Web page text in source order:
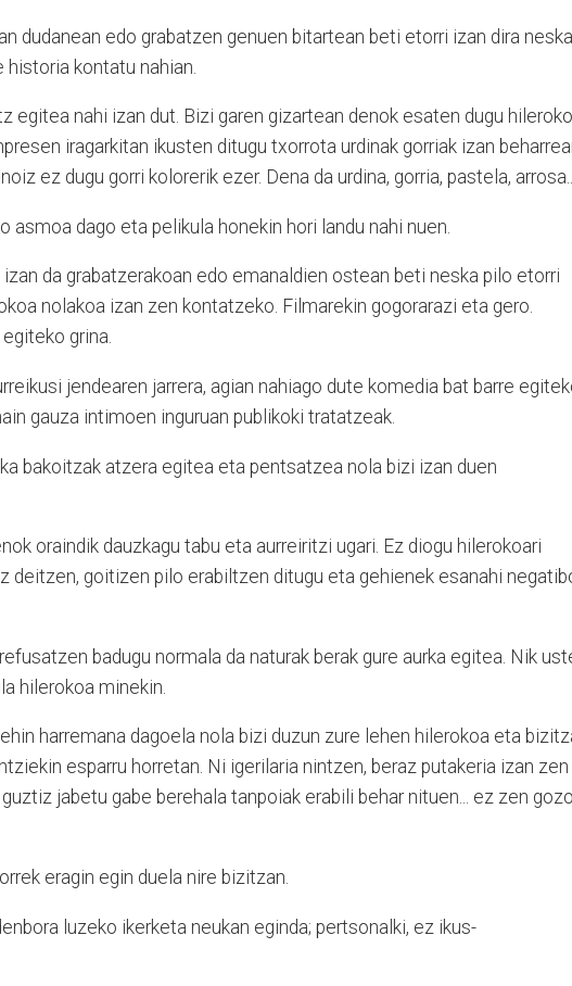
dudanean edo grabatzen genuen bitartean beti etorri izan dira
kontatu nahian.
egitea nahi izan dut. Bizi garen gizartean denok esaten dugu
iragarkitan ikusten ditugu txorrota urdinak gorriak izan
ez dugu gorri kolorerik ezer. Dena da urdina, gorria, pastela,
asmoa dago eta pelikula honekin hori landu nahi nuen.
izan da grabatzerakoan edo emanaldien ostean beti neska pilo etorri
nolakoa izan zen kontatzeko. Filmarekin gogorarazi eta gero.
grina.
jendearen jarrera, agian nahiago dute komedia bat barre
gauza intimoen inguruan publikoki tratatzeak.
bakoitzak atzera egitea eta pentsatzea nola bizi izan duen
oraindik dauzkagu tabu eta aurreiritzi ugari. Ez diogu hilerokoari
deitzen, goitizen pilo erabiltzen ditugu eta gehienek esanahi
badugu normala da naturak berak gure aurka egitea. Nik
hilerokoa minekin.
harremana dagoela nola bizi duzun zure lehen hilerokoa eta
esparru horretan. Ni igerilaria nintzen, beraz putakeria izan zen
jabetu gabe berehala tanpoiak erabili behar nituen... ez zen
eragin egin duela nire bizitzan.
luzeko ikerketa neukan eginda; pertsonalki, ez ikus-